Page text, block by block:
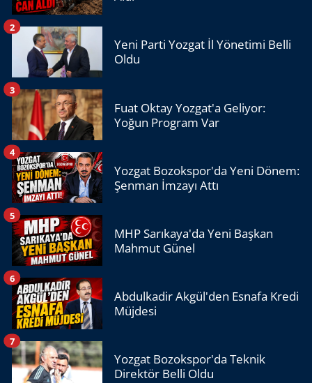
Yeni Parti Yozgat İl Yönetimi Belli
Oldu
2
Fuat Oktay Yozgat'a Geliyor:
Yoğun Program Var
3
Yozgat Bozokspor'da Yeni Dönem:
Şenman İmzayı Attı
4
MHP Sarıkaya'da Yeni Başkan
Mahmut Günel
5
Abdulkadir Akgül'den Esnafa Kredi
Müjdesi
6
Yozgat Bozokspor'da Teknik
Direktör Belli Oldu
7